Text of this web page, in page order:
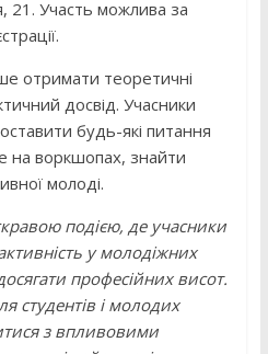
21. Участь можлива за
отримати теоретичні
досвід. Учасники
будь-які питання
на воркшопах, знайти
молоді.
подією, де учасники
у молодіжних
професійних висот.
студентів і молодих
з впливовими